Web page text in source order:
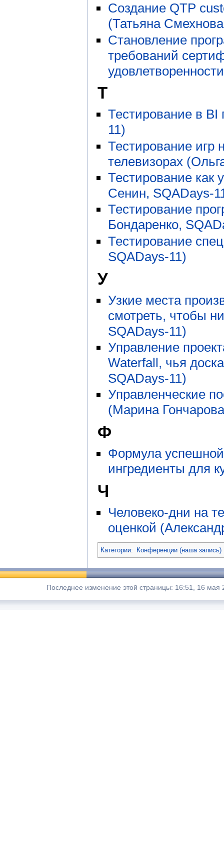
Создание QTP
(Татьяна
Становление
требований
Т
Тестирование в
11)
Тестирование игр
телевизорах
Тестирование как
Сенин, SQADays-
Тестирование
Бондаренко,
Тестирование
SQADays-11)
У
Узкие места
смотреть, чтобы
SQADays-11)
Управление
Waterfall, чья
SQADays-11)
Управленческие
(Марина
Ф
Формула
ингредиенты для
Ч
Человеко-дни на
оценкой
Категории: Конференции (наша запись)
Последнее изменение этой страницы: 16:51, 16 мая